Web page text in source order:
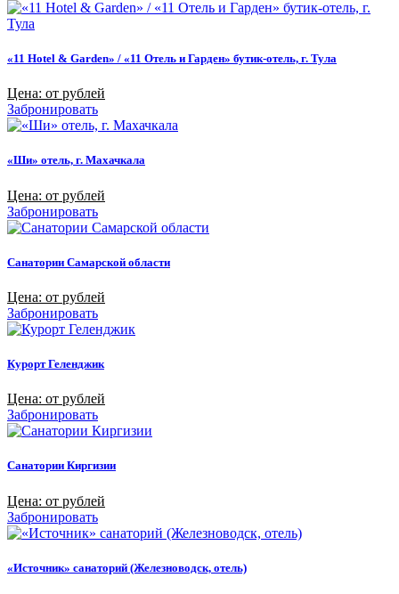
«11 Hotel & Garden» / «11 Отель и Гарден» бутик-отель, г. Тула
Цена: от рублей
Забронировать
«Ши» отель, г. Махачкала
Цена: от рублей
Забронировать
Санатории Самарской области
Цена: от рублей
Забронировать
Курорт Геленджик
Цена: от рублей
Забронировать
Санатории Киргизии
Цена: от рублей
Забронировать
«Источник» санаторий (Железноводск, отель)